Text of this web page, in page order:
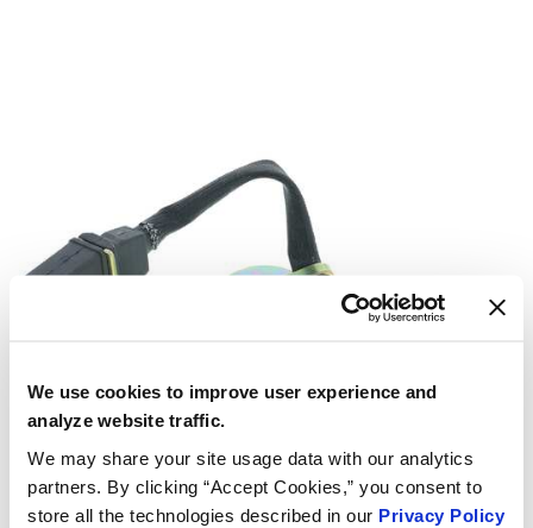
We use cookies to improve user experience and
analyze website traffic.
We may share your site usage data with our analytics
partners. By clicking “Accept Cookies,” you consent to
store all the technologies described in our Privacy Policy